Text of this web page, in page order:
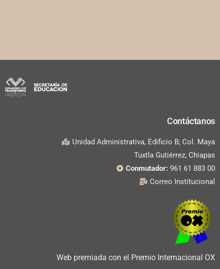
Contáctanos
Unidad Administrativa, Edificio B; Col. Maya
Tuxtla Gutiérrez, Chiapas
Conmutador: 961 61 883 00
Correo Institucional
Web premiada con el Premio Internacional OX